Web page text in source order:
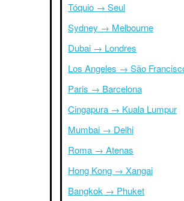
Tóquio → Seul
Sydney → Melbourne
Dubai → Londres
Los Angeles → São
Paris → Barcelona
Cingapura → Kuala Lumpur
Mumbai → Delhi
Roma → Atenas
Hong Kong → Xangai
Bangkok → Phuket